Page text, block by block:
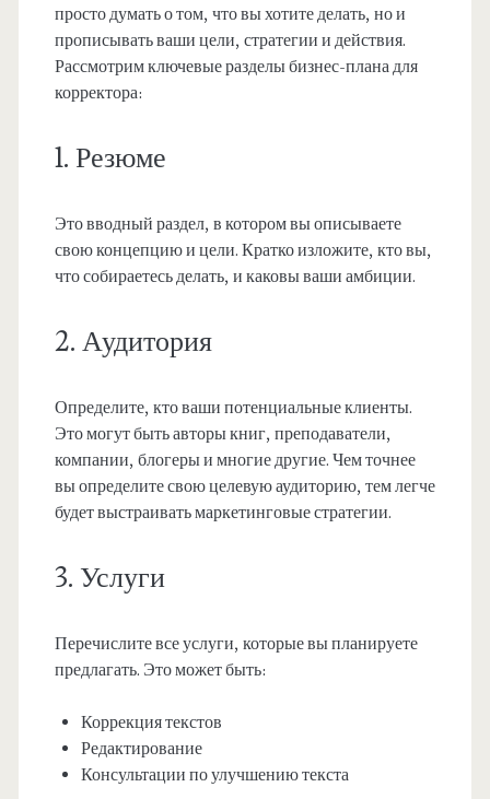
просто думать о том, что вы хотите делать, но и
прописывать ваши цели, стратегии и действия.
Рассмотрим ключевые разделы бизнес-плана для
корректора:
1. Резюме
Это вводный раздел, в котором вы описываете
свою концепцию и цели. Кратко изложите, кто вы,
что собираетесь делать, и каковы ваши амбиции.
2. Аудитория
Определите, кто ваши потенциальные клиенты.
Это могут быть авторы книг, преподаватели,
компании, блогеры и многие другие. Чем точнее
вы определите свою целевую аудиторию, тем легче
будет выстраивать маркетинговые стратегии.
3. Услуги
Перечислите все услуги, которые вы планируете
предлагать. Это может быть:
Коррекция текстов
Редактирование
Консультации по улучшению текста